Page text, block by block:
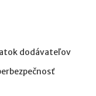
dodávateľov